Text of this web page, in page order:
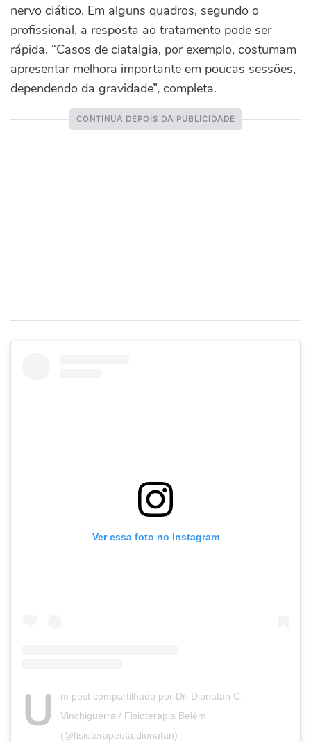
nervo ciático. Em alguns quadros, segundo o
profissional, a resposta ao tratamento pode ser
rápida. “Casos de ciatalgia, por exemplo, costumam
apresentar melhora importante em poucas sessões,
dependendo da gravidade”, completa.
Ver essa foto no Instagram
Um post compartilhado por Dr. Dionatan C.
Vinchiguerra / Fisioterapia Belém
(@fisioterapeuta.dionatan)